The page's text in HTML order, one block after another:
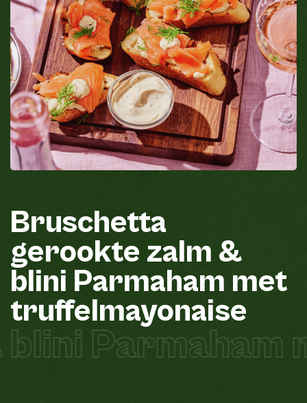
Bruschetta
gerookte zalm &
blini Parmaham met
truffelmayonaise
Parmaham